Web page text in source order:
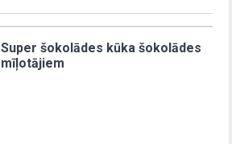
Super šokolādes kūka šokolādes
mīļotājiem